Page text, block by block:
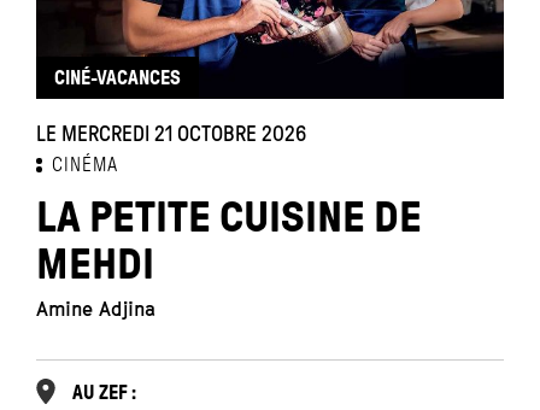
CINÉ-VACANCES
LE MERCREDI 21 OCTOBRE 2026
CINÉMA
LA PETITE CUISINE DE
MEHDI
Amine Adjina
AU ZEF :